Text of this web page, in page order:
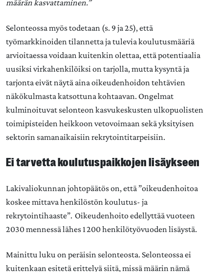
määrän kasvattaminen.”
Selonteossa myös todetaan (s. 9 ja 25), että
työmarkkinoiden tilannetta ja tulevia koulutusmääriä
arvioitaessa voidaan kuitenkin olettaa, että potentiaalia
uusiksi virkahenkilöiksi on tarjolla, mutta kysyntä ja
tarjonta eivät näytä aina oikeudenhoidon tehtävien
näkökulmasta katsottuna kohtaavan. Ongelmat
kulminoituvat selonteon kasvukeskusten ulkopuolisten
toimipisteiden heikkoon vetovoimaan sekä yksityisen
sektorin samanaikaisiin rekrytointitarpeisiin.
Ei tarvetta koulutuspaikkojen lisäykseen
Lakivaliokunnan johtopäätös on, että ”oikeudenhoitoa
koskee mittava henkilöstön koulutus- ja
rekrytointihaaste”. Oikeudenhoito edellyttää vuoteen
2030 mennessä lähes 1 200 henkilötyövuoden lisäystä.
Mainittu luku on peräisin selonteosta. Selonteossa ei
kuitenkaan esitetä erittelyä siitä, missä määrin nämä